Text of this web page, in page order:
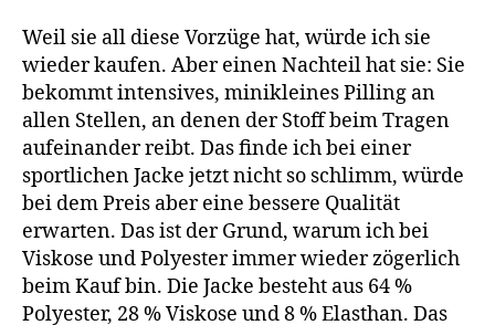
Weil sie all diese Vorzüge hat, würde ich sie
wieder kaufen. Aber einen Nachteil hat sie: Sie
bekommt intensives, minikleines Pilling an
allen Stellen, an denen der Stoff beim Tragen
aufeinander reibt. Das finde ich bei einer
sportlichen Jacke jetzt nicht so schlimm, würde
bei dem Preis aber eine bessere Qualität
erwarten. Das ist der Grund, warum ich bei
Viskose und Polyester immer wieder zögerlich
beim Kauf bin. Die Jacke besteht aus 64 %
Polyester, 28 % Viskose und 8 % Elasthan. Das